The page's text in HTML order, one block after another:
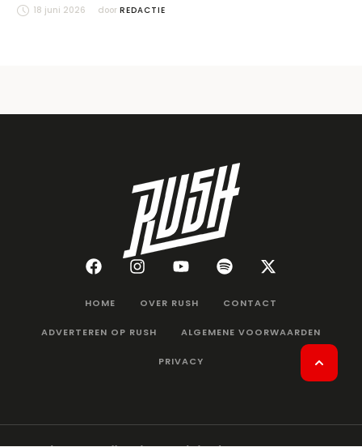
18 juni 2026 door REDACTIE
HOME OVER RUSH CONTACT
ADVERTEREN OP RUSH ALGEMENE VOORWAARDEN
PRIVACY